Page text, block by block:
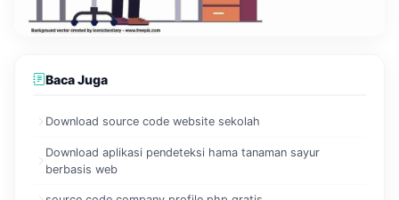
Baca Juga
Download source code website sekolah
Download aplikasi pendeteksi hama tanaman sayur
berbasis web